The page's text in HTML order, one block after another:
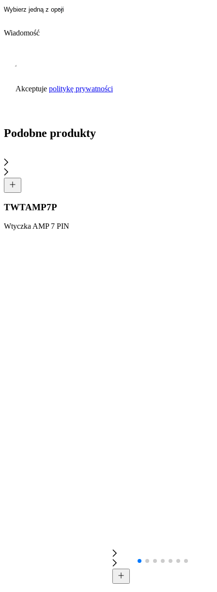
Wiadomość
Akceptuje politykę prywatności
Podobne produkty
TWTAMP7P
Wtyczka AMP 7 PIN